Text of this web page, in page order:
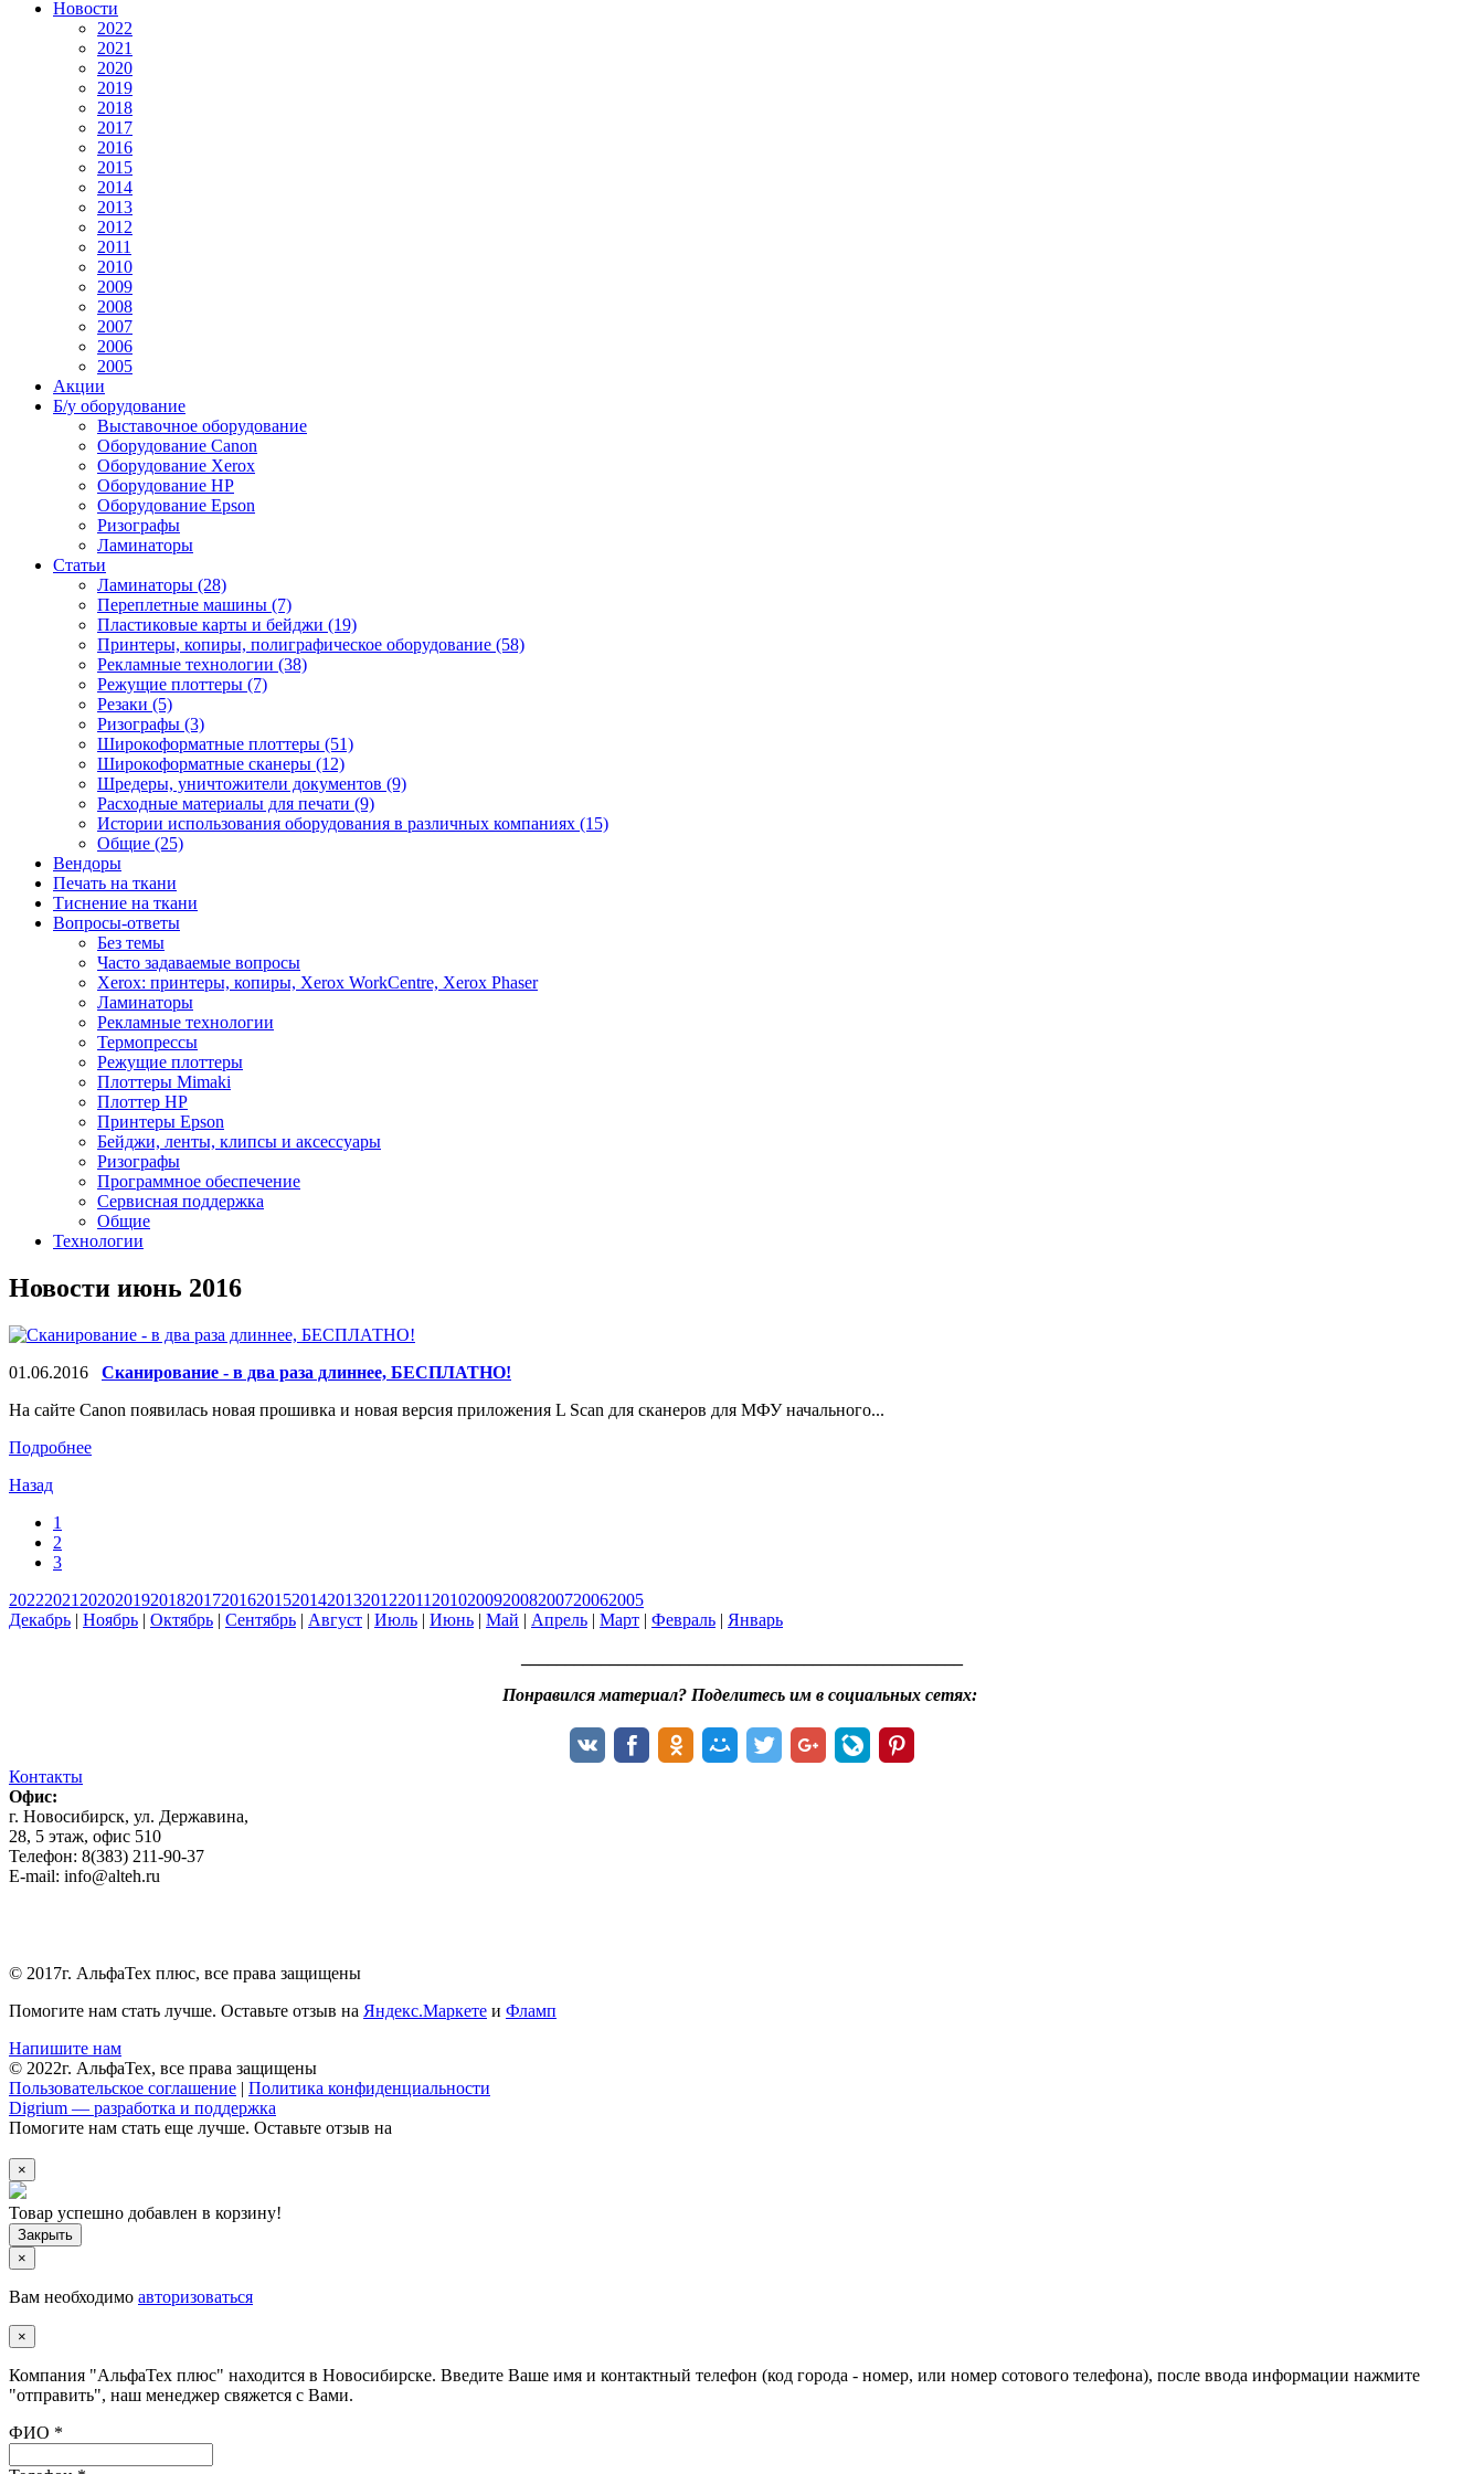
Новости
2022
2021
2020
2019
2018
2017
2016
2015
2014
2013
2012
2011
2010
2009
2008
2007
2006
2005
Акции
Б/у оборудование
Выставочное оборудование
Оборудование Canon
Оборудование Xerox
Оборудование HP
Оборудование Epson
Ризографы
Ламинаторы
Статьи
Ламинаторы (28)
Переплетные машины (7)
Пластиковые карты и бейджи (19)
Принтеры, копиры, полиграфическое оборудование (58)
Рекламные технологии (38)
Режущие плоттеры (7)
Резаки (5)
Ризографы (3)
Широкоформатные плоттеры (51)
Широкоформатные сканеры (12)
Шредеры, уничтожители документов (9)
Расходные материалы для печати (9)
Истории использования оборудования в различных компаниях (15)
Общие (25)
Вендоры
Печать на ткани
Тиснение на ткани
Вопросы-ответы
Без темы
Часто задаваемые вопросы
Xerox: принтеры, копиры, Xerox WorkCentre, Xerox Phaser
Ламинаторы
Рекламные технологии
Термопрессы
Режущие плоттеры
Плоттеры Mimaki
Плоттер HP
Принтеры Epson
Бейджи, ленты, клипсы и аксессуары
Ризографы
Программное обеспечение
Сервисная поддержка
Общие
Технологии
Новости июнь 2016
01.06.2016 Сканирование - в два раза длиннее, БЕСПЛАТНО!
На сайте Canon появилась новая прошивка и новая версия приложения L Scan для сканеров для МФУ начального...
Подробнее
Назад
1
2
3
20222021 2020201920182017201620152014201320122011 201020092008200720062005
Декабрь | Ноябрь | Октябрь | Сентябрь | Август | Июль | Июнь | Май | Апрель | Март | Февраль | Январь
Понравился материал? Поделитесь им в социальных сетях:
Контакты
Офис:
г. Новосибирск, ул. Державина,
28, 5 этаж, офис 510
Телефон: 8(383) 211-90-37
E-mail: info@alteh.ru
© 2017г. АльфаТех плюс, все права защищены
Помогите нам стать лучше. Оставьте отзыв на Яндекс.Маркете и Фламп
Напишите нам
© 2022г. АльфаТех, все права защищены
Пользовательское соглашение | Политика конфиденциальности
Digrium — разработка и поддержка
Помогите нам стать еще лучше. Оставьте отзыв на
×
Товар успешно добавлен в корзину!
×
Вам необходимо авторизоваться
×
Компания "АльфаТех плюс" находится в Новосибирске. Введите Ваше имя и контактный телефон (код города - номер, или номер сотового телефона), после ввода информации нажмите
"отправить", наш менеджер свяжется с Вами.
ФИО *